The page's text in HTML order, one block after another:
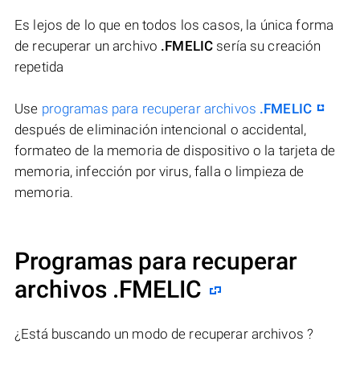
Es lejos de lo que en todos los casos, la única forma
de recuperar un archivo .FMELIC sería su creación
repetida
Use programas para recuperar archivos .FMELIC
después de eliminación intencional o accidental,
formateo de la memoria de dispositivo o la tarjeta de
memoria, infección por virus, falla o limpieza de
memoria.
Programas para recuperar
archivos .FMELIC
¿Está buscando un modo de recuperar archivos ?